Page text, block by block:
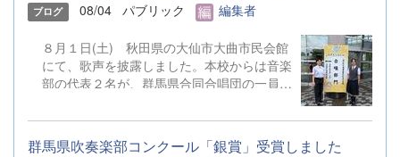
ブログ 08/04 パブリック 編集者
８月１日(土) 秋田県の大仙市大曲市民会館
にて、歌声を披露しました。本校からは音楽
部の代表２名が、群馬県合同合唱団の一員と
群馬県吹奏楽部コンクール「銀賞」受賞しました